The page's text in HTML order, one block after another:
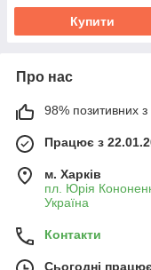
Купити
Про нас
98% позитивних з
Працює з
м. Харків
пл. Юрія
Україна
Контакти
Сьогодні